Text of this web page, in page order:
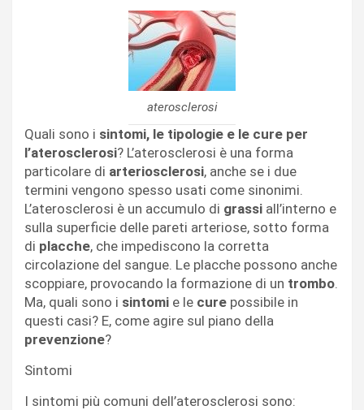
aterosclerosi
Quali sono i sintomi, le tipologie e le cure per
l’aterosclerosi? L’aterosclerosi è una forma
particolare di arteriosclerosi, anche se i due
termini vengono spesso usati come sinonimi.
L’aterosclerosi è un accumulo di grassi all’interno e
sulla superficie delle pareti arteriose, sotto forma
di placche, che impediscono la corretta
circolazione del sangue. Le placche possono anche
scoppiare, provocando la formazione di un trombo.
Ma, quali sono i sintomi e le cure possibile in
questi casi? E, come agire sul piano della
prevenzione?
Sintomi
I sintomi più comuni dell’aterosclerosi sono: